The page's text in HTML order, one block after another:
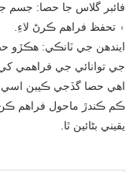
فائبر گلاس جا حصا:
۽ تحفظ فراهم ڪرڻ لاءِ.
ايندھن جي ٽانڪي: ھڪڙو
جي توانائي جي فراهمي کي
اهي حصا گڏجي ڪيبن اسي
ڪم ڪندڙ ماحول فراهم
يقيني بڻائين ٿا.